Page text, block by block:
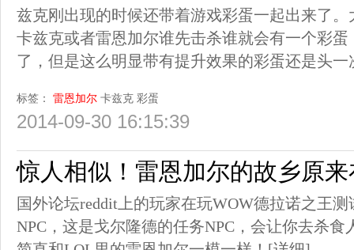
兹克刚出现的时候还带着游戏彩蛋一起出来了
卡兹克或者雷恩加尔谁先击杀谁就会有一个彩
了，但是这么明显带有提升效果的彩蛋还是头一
标签： 雷恩加尔 卡兹克 彩蛋
2014-09-30 16:15:39
惊人相似！雷恩加尔的故乡原
国外论坛reddit上的玩家在玩WOW德拉诺之王
NPC，这是戈尔隆德的任务NPC，会让你去杀食